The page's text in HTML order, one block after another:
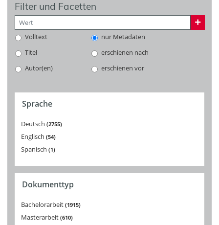
Filter und Facetten
Volltext
nur Metadaten
Titel
erschienen nach
Autor(en)
erschienen vor
Sprache
Deutsch 2755
Englisch 54
Spanisch 1
Dokumenttyp
Bachelorarbeit 1915
Masterarbeit 610